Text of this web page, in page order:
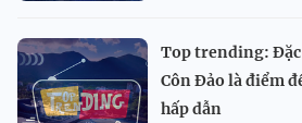
Top trending:
Côn Đảo là điểm
hấp dẫn